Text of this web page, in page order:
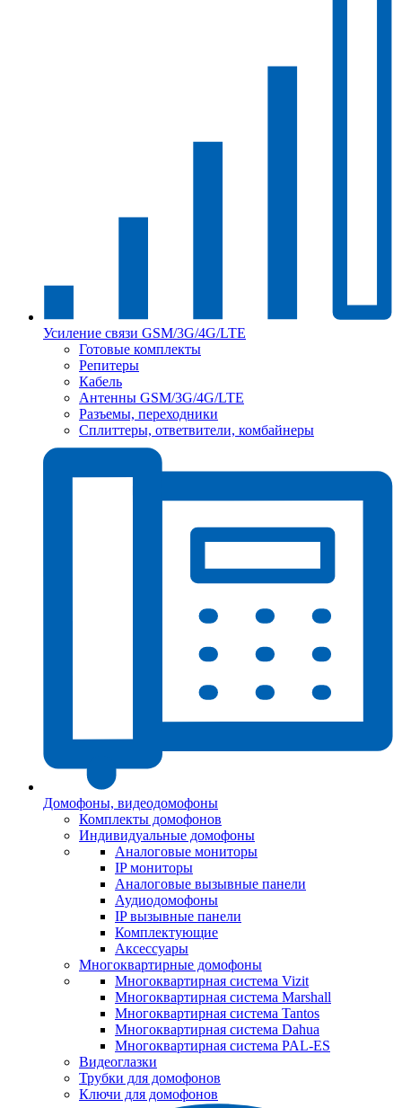
Усиление связи GSM/3G/4G/LTE
Готовые комплекты
Репитеры
Кабель
Антенны GSM/3G/4G/LTE
Разъемы, переходники
Сплиттеры, ответвители, комбайнеры
Домофоны, видеодомофоны
Комплекты домофонов
Индивидуальные домофоны
Аналоговые мониторы
IP мониторы
Аналоговые вызывные панели
Аудиодомофоны
IP вызывные панели
Комплектующие
Аксессуары
Многоквартирные домофоны
Многоквартирная система Vizit
Многоквартирная система Marshall
Многоквартирная система Tantos
Многоквартирная система Dahua
Многоквартирная система PAL-ES
Видеоглазки
Трубки для домофонов
Ключи для домофонов